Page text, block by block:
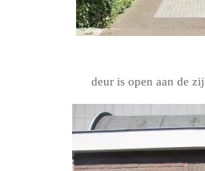
deur is open aan de